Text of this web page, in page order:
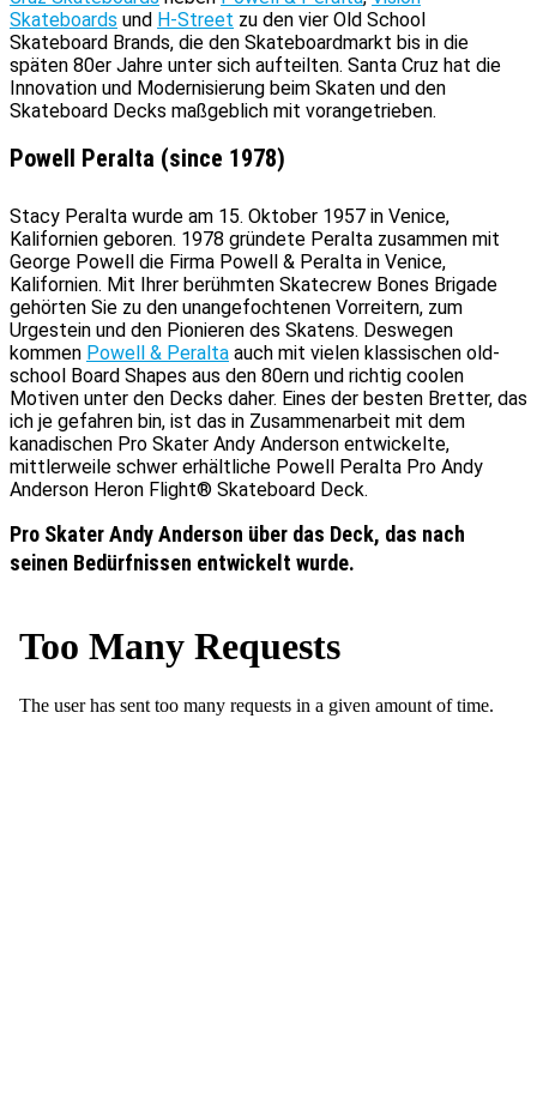
Skateboards und H-Street zu den vier Old School
Skateboard Brands, die den Skateboardmarkt bis in die
späten 80er Jahre unter sich aufteilten. Santa Cruz hat die
Innovation und Modernisierung beim Skaten und den
Skateboard Decks maßgeblich mit vorangetrieben.
Powell Peralta (since 1978)
Stacy Peralta wurde am 15. Oktober 1957 in Venice,
Kalifornien geboren. 1978 gründete Peralta zusammen mit
George Powell die Firma Powell & Peralta in Venice,
Kalifornien. Mit Ihrer berühmten Skatecrew Bones Brigade
gehörten Sie zu den unangefochtenen Vorreitern, zum
Urgestein und den Pionieren des Skatens. Deswegen
kommen Powell & Peralta auch mit vielen klassischen old-
school Board Shapes aus den 80ern und richtig coolen
Motiven unter den Decks daher. Eines der besten Bretter, das
ich je gefahren bin, ist das in Zusammenarbeit mit dem
kanadischen Pro Skater Andy Anderson entwickelte,
mittlerweile schwer erhältliche Powell Peralta Pro Andy
Anderson Heron Flight® Skateboard Deck.
Pro Skater Andy Anderson über das Deck, das nach
seinen Bedürfnissen entwickelt wurde.